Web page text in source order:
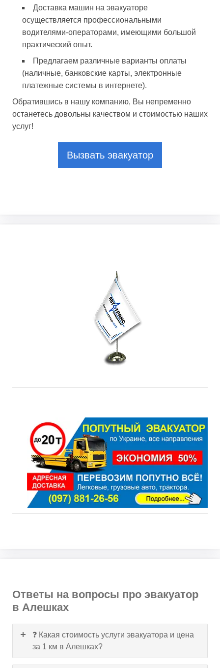
Доставка машин на эвакуаторе
осуществляется профессиональными
водителями-операторами, имеющими большой
практический опыт.
Предлагаем различные варианты оплаты
(наличные, банковские карты, электронные
платежные системы в интернете).
Обратившись в нашу компанию, Вы непременно
останетесь довольны качеством и стоимостью наших
услуг!
Вызвать эвакуатор
Ответы на вопросы про эвакуатор
в Алешках
❓ Какая стоимость услуги эвакуатора и цена
за 1 км в Алешках?